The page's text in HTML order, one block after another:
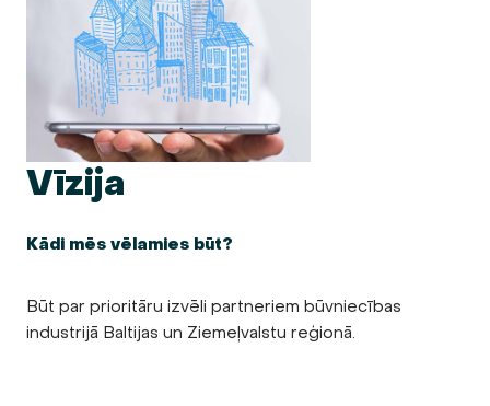
Vīzija
Kādi mēs vēlamies būt?
Būt par prioritāru izvēli partneriem būvniecības
industrijā Baltijas un Ziemeļvalstu reģionā.